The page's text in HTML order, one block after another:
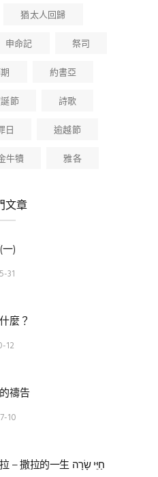
猶太人回歸
申命記
祭司
約書亞
節
詩歌
日
逾越節
牛犢 雅各
文章
)
31
麼？
12
禱告
10
每周妥拉 – 撒拉的一生 חַיֵּי שָׂרָה